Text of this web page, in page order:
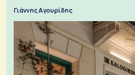
Γιάννης Αγουρίδης